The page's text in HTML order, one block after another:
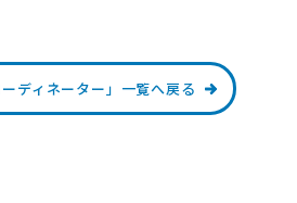
ーディネーター」一覧へ戻る